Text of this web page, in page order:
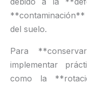
del suelo.
Para
implementar
como la